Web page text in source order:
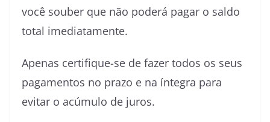
você souber que não poderá pagar o saldo
total imediatamente.
Apenas certifique-se de fazer todos os seus
pagamentos no prazo e na íntegra para
evitar o acúmulo de juros.